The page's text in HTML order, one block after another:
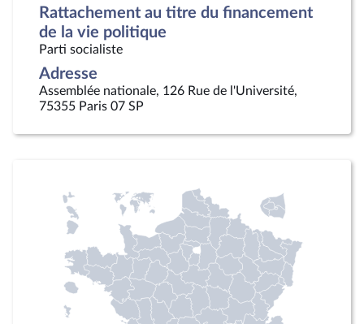
Rattachement au titre du financement
de la vie politique
Parti socialiste
Adresse
Assemblée nationale, 126 Rue de l'Université,
75355 Paris 07 SP